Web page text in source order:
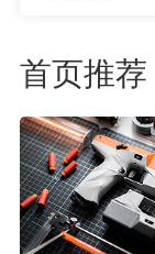
首页推荐